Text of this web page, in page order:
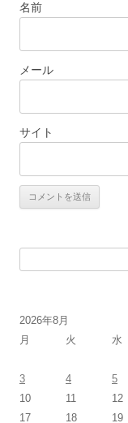
名前
メール
サイト
2026年8月
月
火 水
3
4 5
10
11 12
17
18 19